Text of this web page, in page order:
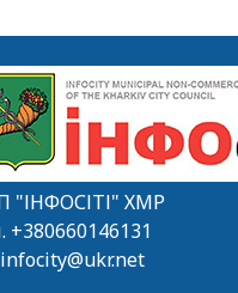
"ІНФОСІТІ" ХМР
+380660146131